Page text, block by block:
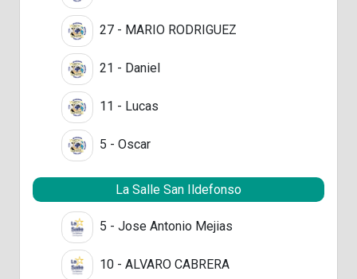
27 - MARIO RODRIGUEZ
21 - Daniel
11 - Lucas
5 - Oscar
La Salle San Ildefonso
5 - Jose Antonio Mejias
10 - ALVARO CABRERA